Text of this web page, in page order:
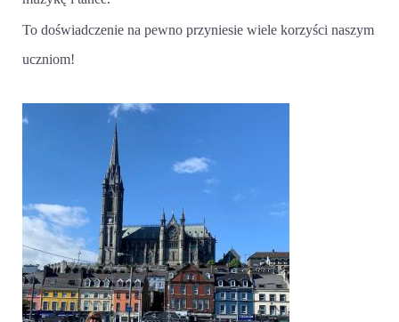
To doświadczenie na pewno przyniesie wiele korzyści naszym
uczniom!